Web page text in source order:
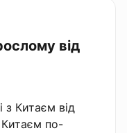
від
з Китаєм від
Китаєм по-